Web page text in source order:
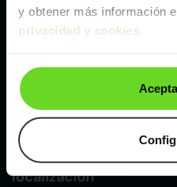
y obtener más información
privacidad y cookies.
Zaragoza
Ver SEAT León de
SEAT León de segunda mano y
Coches desegunda
localización